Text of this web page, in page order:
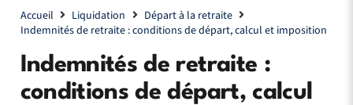
Accueil Liquidation
Départ à la retraite
Indemnités de retraite : conditions de départ, calcul et imposition
Indemnités de retraite :
conditions de départ, calcul